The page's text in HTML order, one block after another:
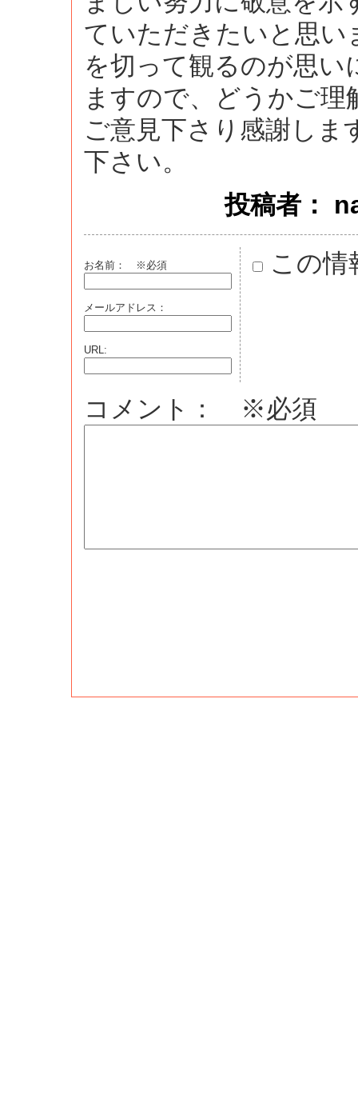
ていただきたいと思い
を切って観るのが思
ますので、どうかご理
ご意見下さり感謝しま
下さい。
投稿者：
お名前： ※必須
メールアドレス：
URL:
この情
コメント： ※必須